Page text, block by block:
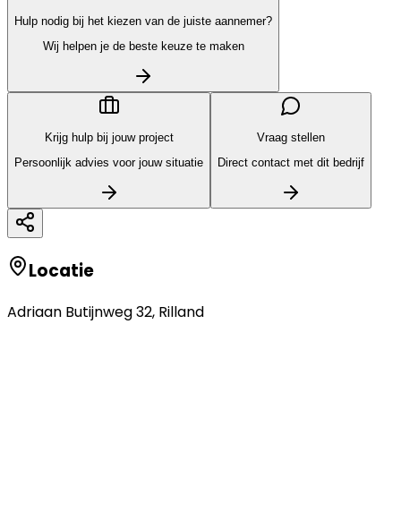
Hulp nodig bij het kiezen van de juiste aannemer?
Wij helpen je de beste keuze te maken
Krijg hulp bij jouw project
Persoonlijk advies voor jouw situatie
Vraag stellen
Direct contact met dit bedrijf
Locatie
Adriaan Butijnweg 32, Rilland